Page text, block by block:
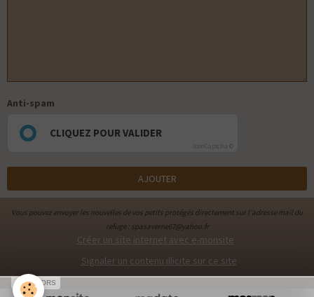
Anti-spam
CLIQUEZ POUR VALIDER
IconCaptcha ©
AJOUTER
Vous pouvez envoyer les nouvelles de vos petits protégés directement sur l'adresse mail du
refuge : spasaverne67@yahoo.fr
Créer un site internet avec e-monsite
Signaler un contenu illicite sur ce site
SPONSORS